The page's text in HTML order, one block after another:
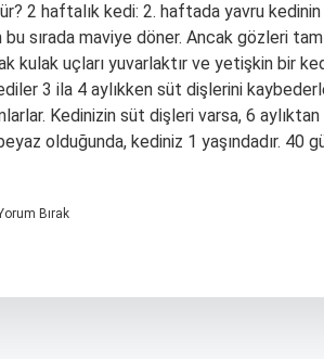
2 haftalık kedi: 2. haftada yavru
bu sırada maviye döner. Ancak gözleri
kulak uçları yuvarlaktır ve yetişkin bir
3 ila 4 aylıkken süt dişlerini
Kedinizin süt dişleri varsa, 6 aylıktan
olduğunda, kediniz 1 yaşındadır. 40
Bırak